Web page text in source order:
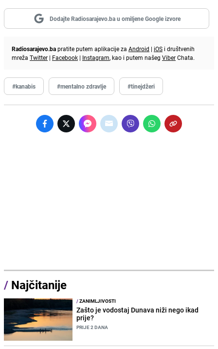
Dodajte Radiosarajevo.ba u omiljene Google izvore
Radiosarajevo.bapratite putem aplikacije za Android | iOS i društvenih
mreža Twitter | Facebook | Instagram, kao i putem našeg ViberChata.
#kanabis #mentalno zdravlje #tinejdžeri
/ Najčitanije
/ZANIMLJIVOSTI
Zašto je vodostaj Dunava niži nego ikad
prije?
PRIJE 2 DANA